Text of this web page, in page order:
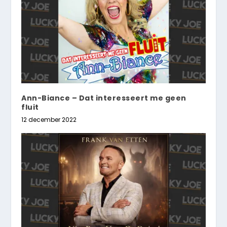
Ann-Biance – Dat interesseert me geen
fluit
12 december 2022